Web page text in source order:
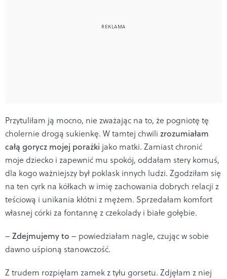
Przytuliłam ją mocno, nie zważając na to, że pogniotę tę
cholernie drogą sukienkę. W tamtej chwili zrozumiałam
całą gorycz mojej porażki jako matki. Zamiast chronić
moje dziecko i zapewnić mu spokój, oddałam stery komuś,
dla kogo ważniejszy był poklask innych ludzi. Zgodziłam się
na ten cyrk na kółkach w imię zachowania dobrych relacji z
teściową i unikania kłótni z mężem. Sprzedałam komfort
własnej córki za fontannę z czekolady i białe gołębie.
– Zdejmujemy to – powiedziałam nagle, czując w sobie
dawno uśpioną stanowczość.
Z trudem rozpięłam zamek z tyłu gorsetu. Zdjęłam z niej